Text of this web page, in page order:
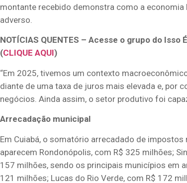
montante recebido demonstra como a
adverso.
NOTÍCIAS QUENTES – Acesse o grupo do
(CLIQUE AQUI)
“Em 2025, tivemos um contexto
diante de uma taxa de juros mais elevada e, por
negócios. Ainda assim, o setor produtivo foi
Arrecadação municipal
Em Cuiabá, o somatório arrecadado de impostos
aparecem Rondonópolis, com R$ 325 milhões;
157 milhões, sendo os principais municípios em
121 milhões; Lucas do Rio Verde, com R$ 172